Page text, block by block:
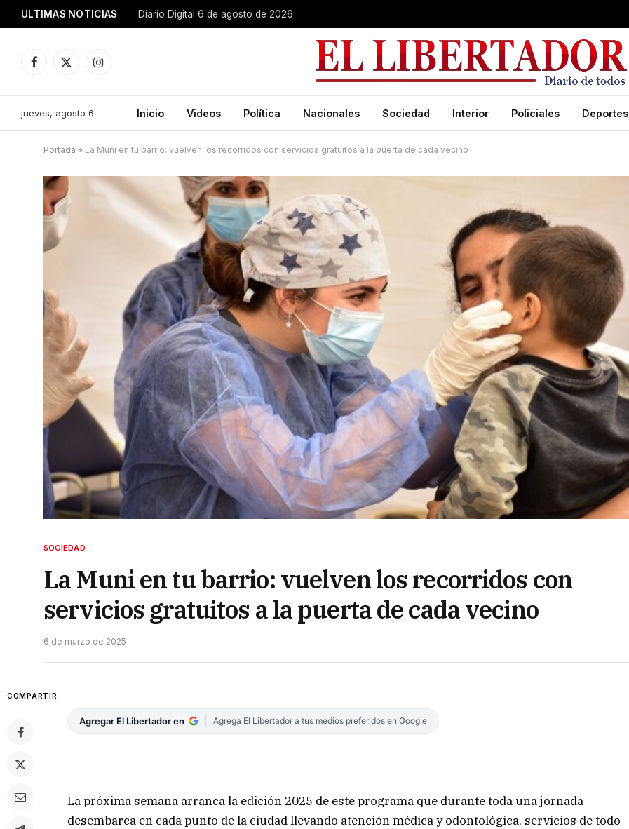
ULTIMAS NOTICIAS Diario Digital 6 de agosto de 2026
Facebook
X
Instagram
jueves, agosto 6 Inicio Videos Política Nacionales Sociedad Interior Policiales Deportes
Portada » La Muni en tu barrio: vuelven los recorridos con servicios gratuitos a la puerta de cada vecino
SOCIEDAD
La Muni en tu barrio: vuelven los recorridos con
servicios gratuitos a la puerta de cada vecino
6 de marzo de 2025
COMPARTIR
Agregar El Libertador en Agrega El Libertador a tus medios preferidos en Google
La próxima semana arranca la edición 2025 de este programa que durante toda una jornada
desembarca en cada punto de la ciudad llevando atención médica y odontológica, servicios de todo